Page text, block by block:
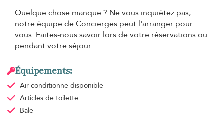
Quelque chose manque ? Ne vous inquiétez pas,
notre équipe de Concierges peut l'arranger pour
vous. Faites-nous savoir lors de votre réservations ou
pendant votre séjour.
Équipements:
Air conditionné disponible
Articles de toilette
Balé